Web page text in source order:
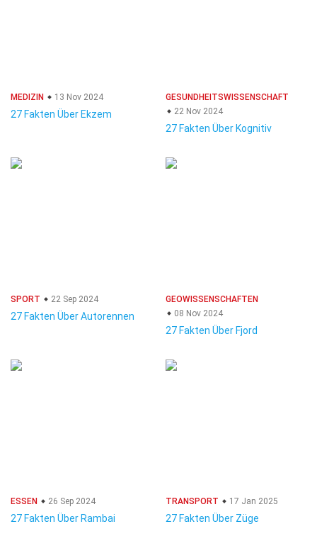
MEDIZIN 13 Nov 2024
27 Fakten Über Ekzem
GESUNDHEITSWISSENSCHAFT
22 Nov 2024
27 Fakten Über Kognitiv
SPORT 22 Sep 2024
27 Fakten Über Autorennen
GEOWISSENSCHAFTEN
08 Nov 2024
27 Fakten Über Fjord
ESSEN 26 Sep 2024
27 Fakten Über Rambai
TRANSPORT 17 Jan 2025
27 Fakten Über Züge